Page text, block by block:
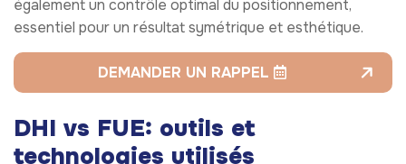
également un contrôle optimal du positionnement,
essentiel pour un résultat symétrique et esthétique.
DEMANDER UN RAPPEL
DHI vs FUE: outils et
technologies utilisés